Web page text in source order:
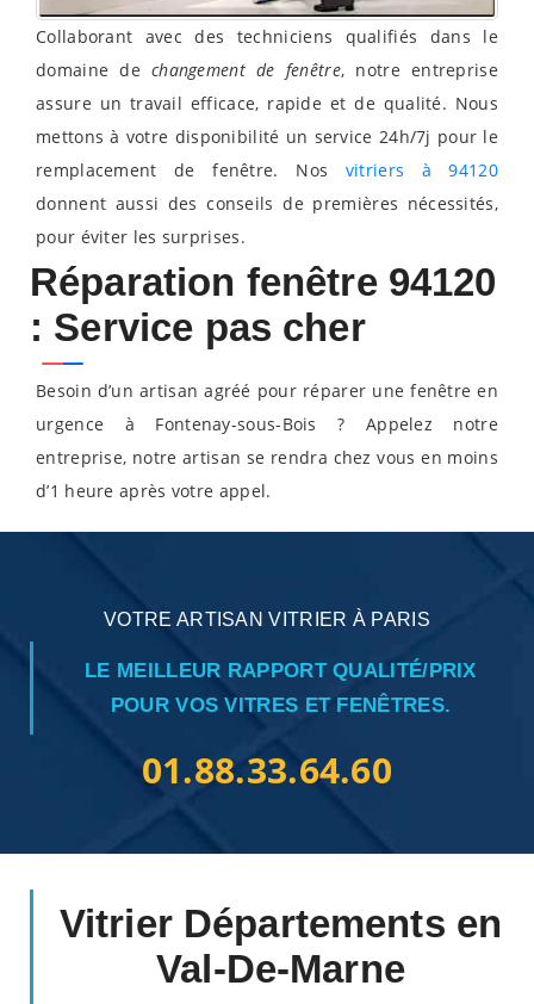
Collaborant avec des techniciens qualifiés dans le
domaine de changement de fenêtre, notre entreprise
assure un travail efficace, rapide et de qualité. Nous
mettons à votre disponibilité un service 24h/7j pour le
remplacement de fenêtre. Nos vitriers à 94120
donnent aussi des conseils de premières nécessités,
pour éviter les surprises.
Réparation fenêtre 94120
: Service pas cher
Besoin d’un artisan agréé pour réparer une fenêtre en
urgence à Fontenay-sous-Bois ? Appelez notre
entreprise, notre artisan se rendra chez vous en moins
d’1 heure après votre appel.
VOTRE ARTISAN VITRIER À PARIS
LE MEILLEUR RAPPORT QUALITÉ/PRIX
POUR VOS VITRES ET FENÊTRES.
01.88.33.64.60
Vitrier Départements en
Val-De-Marne